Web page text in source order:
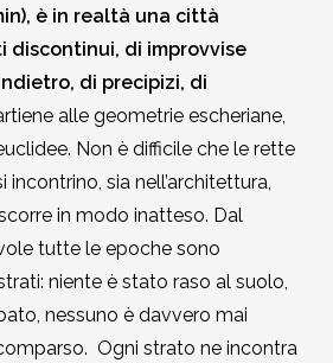
è in realtà una città
discontinui, di improvvise
di precipizi, di
alle geometrie escheriane,
Non è difficile che le rette
incontrino, sia nell’architettura,
in modo inatteso. Dal
tutte le epoche sono
niente è stato raso al suolo,
nessuno è davvero mai
Ogni strato ne incontra